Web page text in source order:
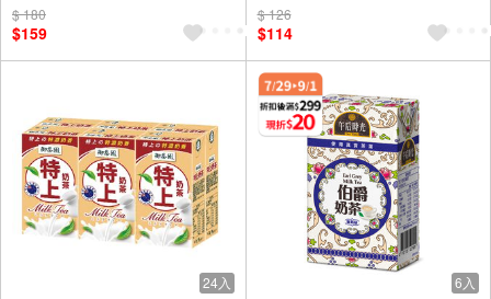
$ 180
$159
$ 126
$114
24入 6入